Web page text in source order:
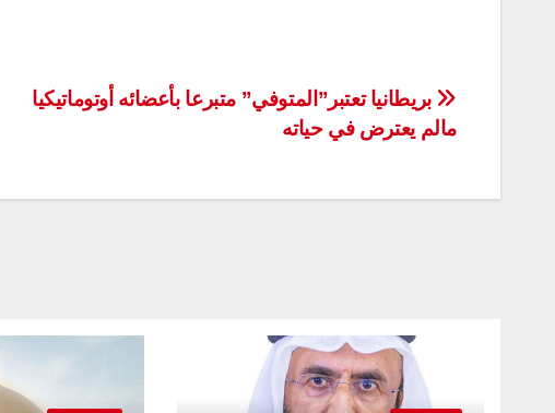
تصفّح
المقالات
بريطانيا تعتبر”المتوفي” متبرعا بأعضائه أوتوماتيكيا
مالم يعترض في حياته